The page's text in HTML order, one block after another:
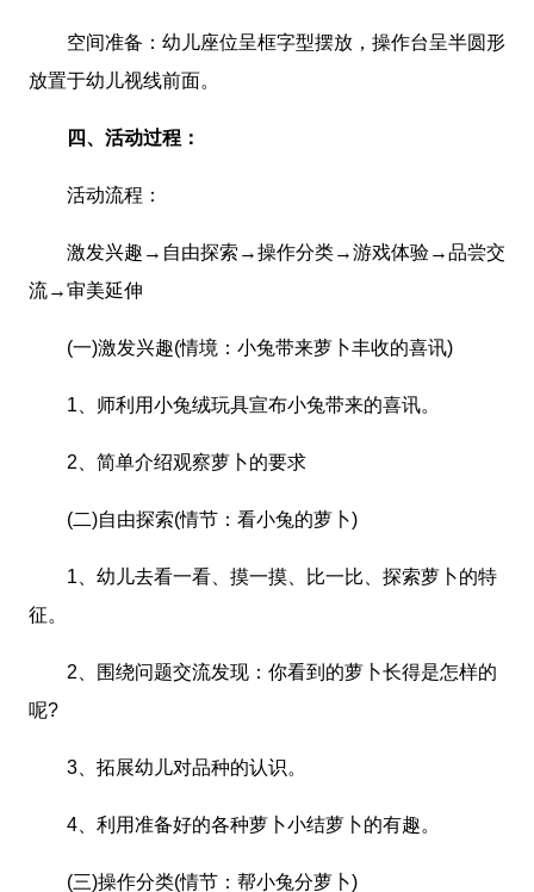
空间准备：幼儿座位呈框字型摆放，操作台呈半圆形
放置于幼儿视线前面。
四、活动过程：
活动流程：
激发兴趣→自由探索→操作分类→游戏体验→品尝交
流→审美延伸
(一)激发兴趣(情境：小兔带来萝卜丰收的喜讯)
1、师利用小兔绒玩具宣布小兔带来的喜讯。
2、简单介绍观察萝卜的要求
(二)自由探索(情节：看小兔的萝卜)
1、幼儿去看一看、摸一摸、比一比、探索萝卜的特
征。
2、围绕问题交流发现：你看到的萝卜长得是怎样的
呢?
3、拓展幼儿对品种的认识。
4、利用准备好的各种萝卜小结萝卜的有趣。
(三)操作分类(情节：帮小兔分萝卜)